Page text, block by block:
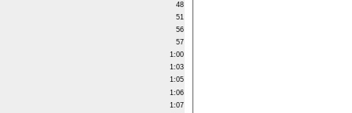
48
51
56
57
1:00
1:03
1:05
1:06
1:07